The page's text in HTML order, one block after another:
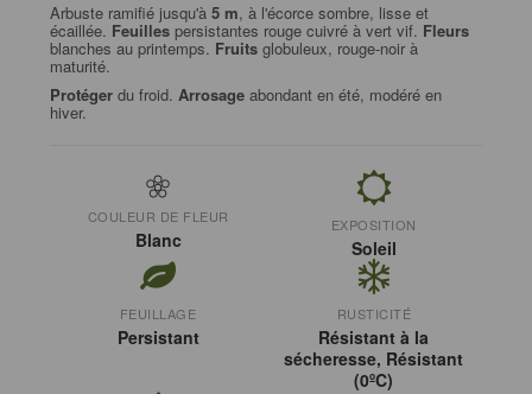
Arbuste ramifié jusqu'à5 m, à l'écorce sombre, lisse et
écaillée. Feuillespersistantes rouge cuivré à vert vif. Fleurs
blanches au printemps. Fruits globuleux, rouge-noir à
maturité.
Protéger du froid.Arrosage abondant en été, modéré en
hiver.
COULEUR DE FLEUR
Blanc
EXPOSITION
Soleil
FEUILLAGE
Persistant
RUSTICITÉ
Résistant à la
sécheresse, Résistant
(0ºC)